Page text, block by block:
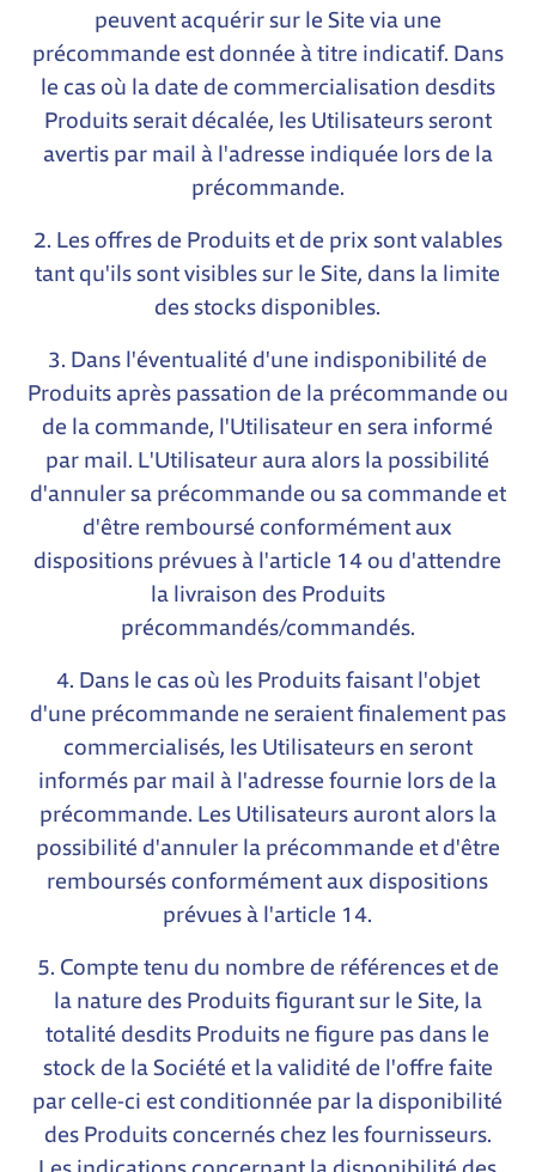
peuvent acquérir sur le Site via une
précommande est donnée à titre indicatif. Dans
le cas où la date de commercialisation desdits
Produits serait décalée, les Utilisateurs seront
avertis par mail à l'adresse indiquée lors de la
précommande.
2. Les offres de Produits et de prix sont valables
tant qu'ils sont visibles sur le Site, dans la limite
des stocks disponibles.
3. Dans l'éventualité d'une indisponibilité de
Produits après passation de la précommande ou
de la commande, l'Utilisateur en sera informé
par mail. L'Utilisateur aura alors la possibilité
d'annuler sa précommande ou sa commande et
d'être remboursé conformément aux
dispositions prévues à l'article 14 ou d'attendre
la livraison des Produits
précommandés/commandés.
4. Dans le cas où les Produits faisant l'objet
d'une précommande ne seraient finalement pas
commercialisés, les Utilisateurs en seront
informés par mail à l'adresse fournie lors de la
précommande. Les Utilisateurs auront alors la
possibilité d'annuler la précommande et d'être
remboursés conformément aux dispositions
prévues à l'article 14.
5. Compte tenu du nombre de références et de
la nature des Produits figurant sur le Site, la
totalité desdits Produits ne figure pas dans le
stock de la Société et la validité de l'offre faite
par celle-ci est conditionnée par la disponibilité
des Produits concernés chez les fournisseurs.